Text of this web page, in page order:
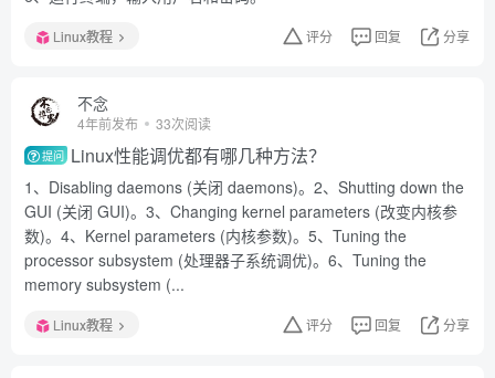
Linux教程 评分 回复 分享
不念
4年前发布 33次阅读
提问 Linux性能调优都有哪几种方法？
1、Disabling daemons (关闭 daemons)。2、Shutting down the
GUI (关闭 GUI)。3、Changing kernel parameters (改变内核参
数)。4、Kernel parameters (内核参数)。5、Tuning the
processor subsystem (处理器子系统调优)。6、Tuning the
memory subsystem (...
Linux教程 评分 回复 分享